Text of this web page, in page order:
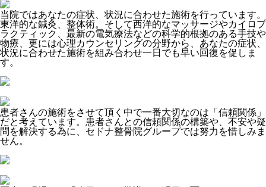
当院ではあなたの症状、状況に合わせた施術を行っています。
東洋的な鍼灸、整体術。そして西洋的なマッサージやカイロプ
ラクティック、最新の電気療法などの科学的根拠のある手技や
物療、更には心理カウンセリングの分野から、あなたの症状、
状況に合わせた施術を組み合わせ一日でも早い回復を促しま
す。
患者さんの施術をさせて頂く中で一番大切なのは「信頼関係」
だと考えています。患者さんとの信頼関係の構築や、不安や疑
問を解決する為に、セドナ整骨院グループでは努力を惜しみま
せん。